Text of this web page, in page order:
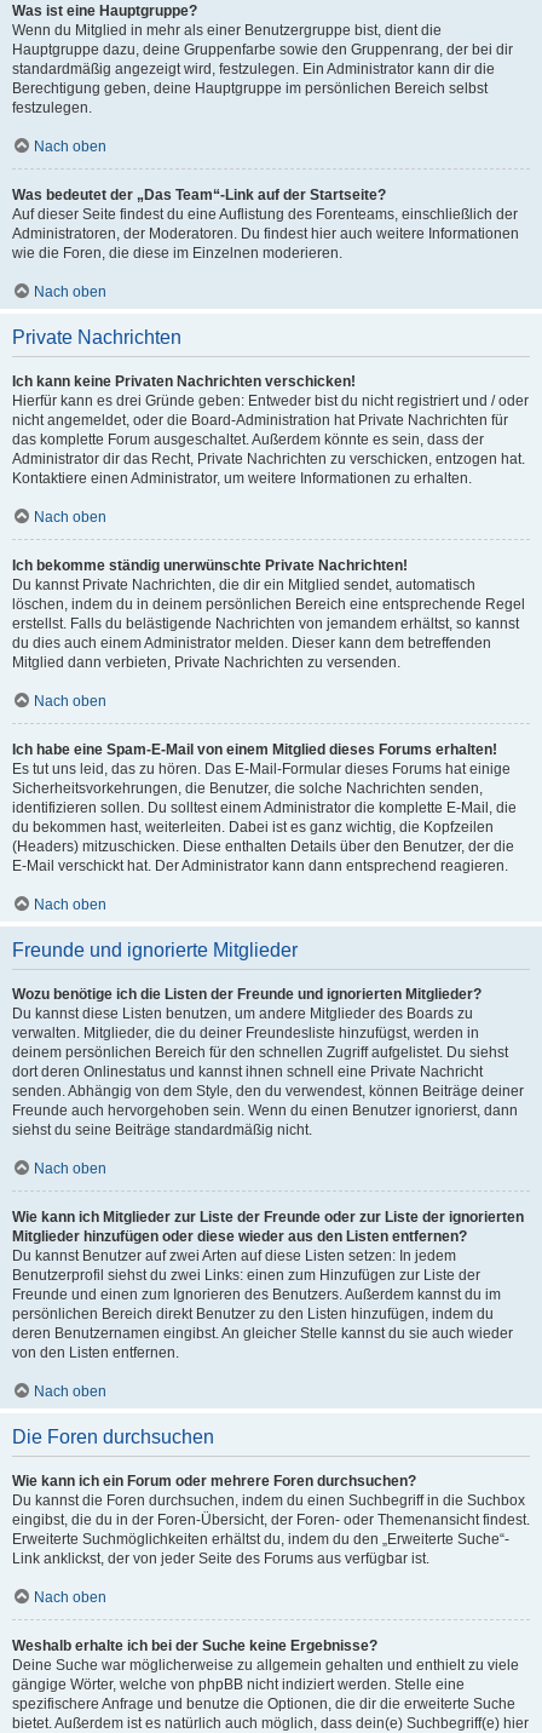
Was ist eine Hauptgruppe?
Wenn du Mitglied in mehr als einer Benutzergruppe bist, dient die
Hauptgruppe dazu, deine Gruppenfarbe sowie den Gruppenrang, der bei dir
standardmäßig angezeigt wird, festzulegen. Ein Administrator kann dir die
Berechtigung geben, deine Hauptgruppe im persönlichen Bereich selbst
festzulegen.
Nach oben
Was bedeutet der „Das Team“-Link auf der Startseite?
Auf dieser Seite findest du eine Auflistung des Forenteams, einschließlich der
Administratoren, der Moderatoren. Du findest hier auch weitere Informationen
wie die Foren, die diese im Einzelnen moderieren.
Nach oben
Private Nachrichten
Ich kann keine Privaten Nachrichten verschicken!
Hierfür kann es drei Gründe geben: Entweder bist du nicht registriert und / oder
nicht angemeldet, oder die Board-Administration hat Private Nachrichten für
das komplette Forum ausgeschaltet. Außerdem könnte es sein, dass der
Administrator dir das Recht, Private Nachrichten zu verschicken, entzogen hat.
Kontaktiere einen Administrator, um weitere Informationen zu erhalten.
Nach oben
Ich bekomme ständig unerwünschte Private Nachrichten!
Du kannst Private Nachrichten, die dir ein Mitglied sendet, automatisch
löschen, indem du in deinem persönlichen Bereich eine entsprechende Regel
erstellst. Falls du belästigende Nachrichten von jemandem erhältst, so kannst
du dies auch einem Administrator melden. Dieser kann dem betreffenden
Mitglied dann verbieten, Private Nachrichten zu versenden.
Nach oben
Ich habe eine Spam-E-Mail von einem Mitglied dieses Forums erhalten!
Es tut uns leid, das zu hören. Das E-Mail-Formular dieses Forums hat einige
Sicherheitsvorkehrungen, die Benutzer, die solche Nachrichten senden,
identifizieren sollen. Du solltest einem Administrator die komplette E-Mail, die
du bekommen hast, weiterleiten. Dabei ist es ganz wichtig, die Kopfzeilen
(Headers) mitzuschicken. Diese enthalten Details über den Benutzer, der die
E-Mail verschickt hat. Der Administrator kann dann entsprechend reagieren.
Nach oben
Freunde und ignorierte Mitglieder
Wozu benötige ich die Listen der Freunde und ignorierten Mitglieder?
Du kannst diese Listen benutzen, um andere Mitglieder des Boards zu
verwalten. Mitglieder, die du deiner Freundesliste hinzufügst, werden in
deinem persönlichen Bereich für den schnellen Zugriff aufgelistet. Du siehst
dort deren Onlinestatus und kannst ihnen schnell eine Private Nachricht
senden. Abhängig von dem Style, den du verwendest, können Beiträge deiner
Freunde auch hervorgehoben sein. Wenn du einen Benutzer ignorierst, dann
siehst du seine Beiträge standardmäßig nicht.
Nach oben
Wie kann ich Mitglieder zur Liste der Freunde oder zur Liste der ignorierten
Mitglieder hinzufügen oder diese wieder aus den Listen entfernen?
Du kannst Benutzer auf zwei Arten auf diese Listen setzen: In jedem
Benutzerprofil siehst du zwei Links: einen zum Hinzufügen zur Liste der
Freunde und einen zum Ignorieren des Benutzers. Außerdem kannst du im
persönlichen Bereich direkt Benutzer zu den Listen hinzufügen, indem du
deren Benutzernamen eingibst. An gleicher Stelle kannst du sie auch wieder
von den Listen entfernen.
Nach oben
Die Foren durchsuchen
Wie kann ich ein Forum oder mehrere Foren durchsuchen?
Du kannst die Foren durchsuchen, indem du einen Suchbegriff in die Suchbox
eingibst, die du in der Foren-Übersicht, der Foren- oder Themenansicht findest.
Erweiterte Suchmöglichkeiten erhältst du, indem du den „Erweiterte Suche“-
Link anklickst, der von jeder Seite des Forums aus verfügbar ist.
Nach oben
Weshalb erhalte ich bei der Suche keine Ergebnisse?
Deine Suche war möglicherweise zu allgemein gehalten und enthielt zu viele
gängige Wörter, welche von phpBB nicht indiziert werden. Stelle eine
spezifischere Anfrage und benutze die Optionen, die dir die erweiterte Suche
bietet. Außerdem ist es natürlich auch möglich, dass dein(e) Suchbegriff(e) hier